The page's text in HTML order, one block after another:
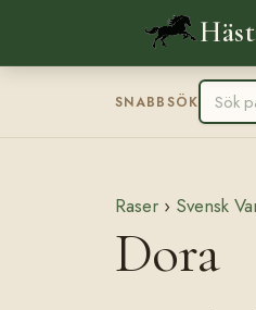
SNABBSÖK
Raser › Svensk
Dora